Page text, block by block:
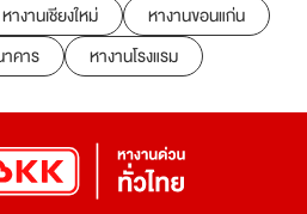
หางานเชียงใหม่
หางานขอนแก่น
คาร หางานโรงแรม